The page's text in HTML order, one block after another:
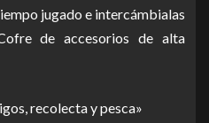
jugado e intercámbialas
de accesorios de alta
recolecta y pesca»